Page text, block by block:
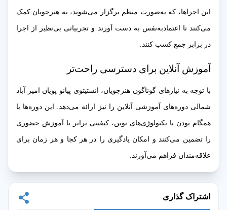
این اجراها، که به‌صورت منظم برگزار می‌شوند، به هنرجویان کمک
می‌کنند تا اعتمادبه‌نفس به دست آورند و تجربیاتی بی‌نظیر از اجرا
در برابر جمع کسب کنند.
آموزش آنلاین برای دسترسی راحت‌تر
با توجه به نیازهای گوناگون هنرجویان، انستیتوی پیانو پویان امیر آباد
شمالی دوره‌های آموزشی آنلاین را نیز ارائه می‌دهد. این دوره‌ها با
همگام بودن با تکنولوژی‌های نوین، کیفیتی برابر با آموزش حضوری
را تضمین می‌کنند و امکان یادگیری را در هر کجا و هر زمان برای
علاقه‌مندان فراهم می‌آورند.
اشتراک گذاری